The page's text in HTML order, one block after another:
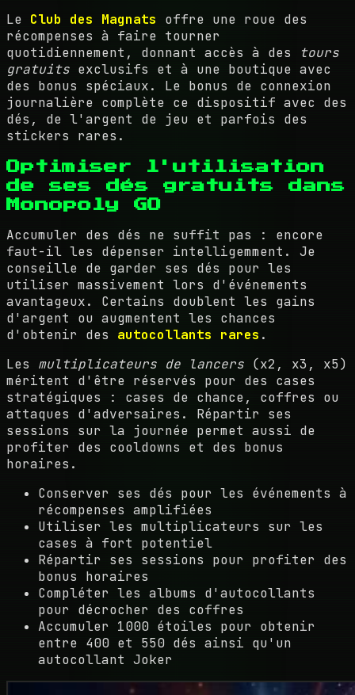
Le Club des Magnats offre une roue des
récompenses à faire tourner
quotidiennement, donnant accès à des
tours
gratuits exclusifs et à une boutique avec
des bonus spéciaux. Le bonus de connexion
journalière complète ce dispositif avec des
dés, de l'argent de jeu et parfois des
stickers rares.
Optimiser l'utilisation
de ses dés gratuits dans
Monopoly GO
Accumuler des dés ne suffit pas : encore
faut-il les dépenser intelligemment. Je
conseille de garder ses dés pour les
utiliser massivement lors d'événements
avantageux. Certains doublent les gains
d'argent ou augmentent les chances
d'obtenir des autocollants rares .
Les multiplicateurs de lancers (x2, x3, x5)
méritent d'être réservés pour des cases
stratégiques : cases de chance, coffres ou
attaques d'adversaires. Répartir ses
sessions sur la journée permet aussi de
profiter des cooldowns et des bonus
horaires.
Conserver ses dés pour les événements à
récompenses amplifiées
Utiliser les multiplicateurs sur les
cases à fort potentiel
Répartir ses sessions pour profiter des
bonus horaires
Compléter les albums d'autocollants
pour décrocher des coffres
Accumuler 1000 étoiles pour obtenir
entre 400 et 550 dés ainsi qu'un
autocollant Joker